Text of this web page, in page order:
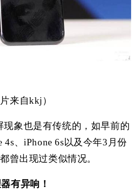
来自kkj）
现象也是有传统的，如早前的
4s、iPhone 6s以及今年3月份
曾出现过类似情况。
有异响！